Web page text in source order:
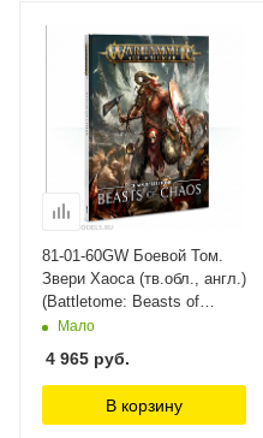
81-01-60GW Боевой Том.
Звери Хаоса (тв.обл., англ.)
(Battletome: Beasts of
Chaos (HB, Eng)) Games
Мало
4 965 руб.
В корзину